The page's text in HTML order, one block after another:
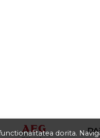
dorita.